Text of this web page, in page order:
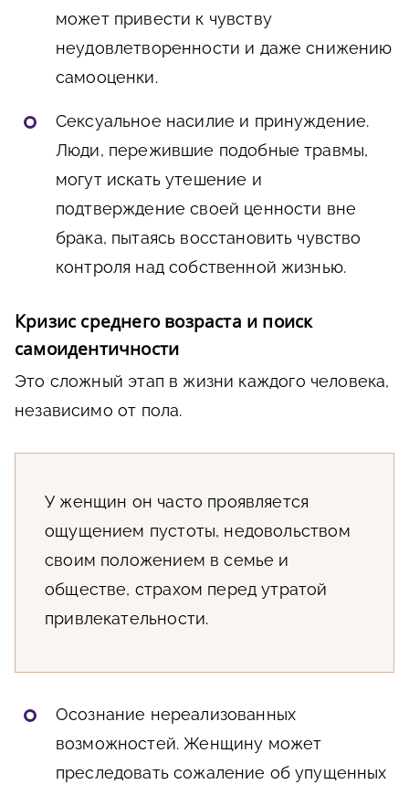
может привести к чувству
неудовлетворенности и даже снижению
самооценки.
Сексуальное насилие и принуждение.
Люди, пережившие подобные травмы,
могут искать утешение и
подтверждение своей ценности вне
брака, пытаясь восстановить чувство
контроля над собственной жизнью.
Кризис среднего возраста и поиск
самоидентичности
Это сложный этап в жизни каждого человека,
независимо от пола.
У женщин он часто проявляется
ощущением пустоты, недовольством
своим положением в семье и
обществе, страхом перед утратой
привлекательности.
Осознание нереализованных
возможностей. Женщину может
преследовать сожаление об упущенных